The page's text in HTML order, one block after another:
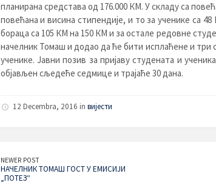
планирана средстава од 176.000 КМ. У складу са
повећана и висина стипендије, и то за ученике са
бораца са 105 КМ на 150 КМ и за остале редовне
начелник Томаш и додао да ће бити исплаћене и три
ученике. Јавни позив за пријаву студената и
објављен сљедеће седмице и трајаће 30 дана.
12 Decembra, 2016 in вијести
NEWER POST
НАЧЕЛНИК ТОМАШ ГОСТ У ЕМИСИЈИ
„ПОТЕЗ“